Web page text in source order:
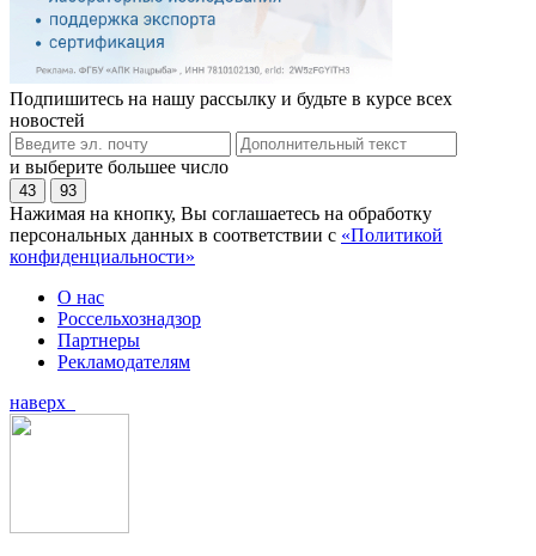
Подпишитесь на нашу рассылку и будьте в курсе всех
новостей
и выберите большее число
43 93
Нажимая на кнопку, Вы соглашаетесь на обработку
персональных данных в соответствии с «Политикой
конфиденциальности»
О нас
Россельхознадзор
Партнеры
Рекламодателям
наверх